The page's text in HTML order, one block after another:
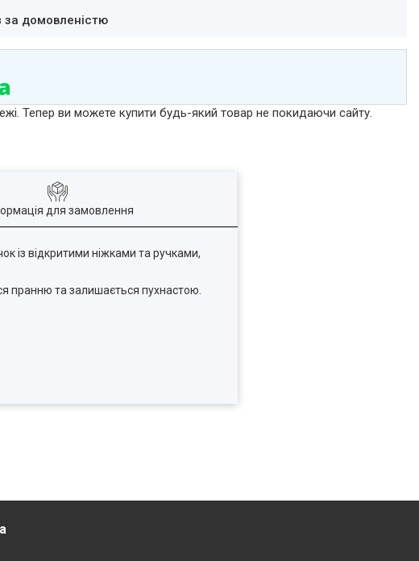
за домовленістю
Тепер ви можете купити будь-який товар не покидаючи сайту.
для замовлення
із відкритими ніжками та ручками,
пранню та залишається пухнастою.